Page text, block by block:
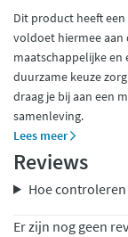
Dit product heeft
voldoet hiermee aan
maatschappelijke en
duurzame keuze
draag je bij aan een
samenleving.
Lees meer
Reviews
Hoe
Er zijn nog geen